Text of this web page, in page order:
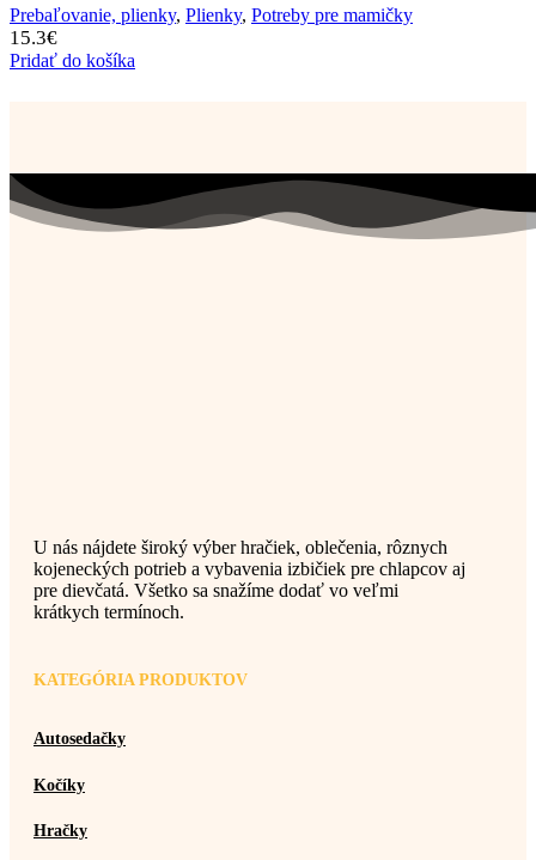
Prebaľovanie, plienky, Plienky, Potreby pre mamičky
15.3€
Pridať do košíka
U nás nájdete široký výber hračiek, oblečenia, rôznych
kojeneckých potrieb a vybavenia izbičiek pre chlapcov aj
pre dievčatá. Všetko sa snažíme dodať vo veľmi
krátkych termínoch.
KATEGÓRIA PRODUKTOV
Autosedačky
Kočíky
Hračky